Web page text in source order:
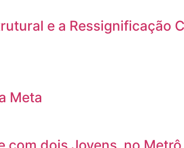
e a Ressignificação
Meta